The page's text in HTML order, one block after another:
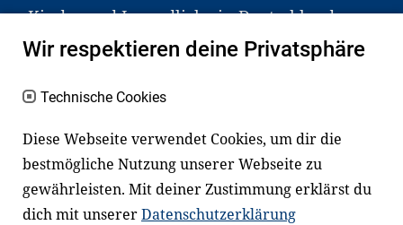
Kinder und Jugendliche in Deutschland
haben aber große Schwierigkeiten dabei.
an Familien sowie an Erzieher*innen,
Lehrer*innen und andere
Fachexpert*innen. Dafür arbeiten wir eng
mit Ministerien, wissenschaftlichen
Einrichtungen, Verbänden, Unternehmen
Wir respektieren deine Privatsphäre
Technische Cookies
Diese Webseite verwendet Cookies, um dir die
bestmögliche Nutzung unserer Webseite zu
gewährleisten. Mit deiner Zustimmung erklärst du
dich mit unsererDatenschutzerklärung